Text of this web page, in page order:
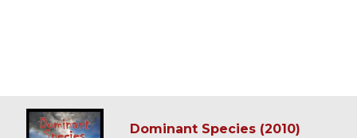
Dominant Species (2010)